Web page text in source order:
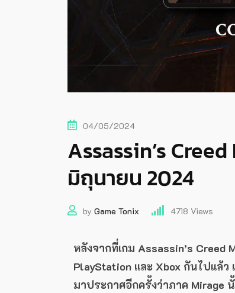
04/05/2024
Assassin’s
มิถุนายน 2024
by Game Tonix 4718 Views
หลังจากที่เกม Assassin’s
PlayStation และ Xbox กันไปแล้
มาประกาศอีกครั้งว่าภาค Mirage